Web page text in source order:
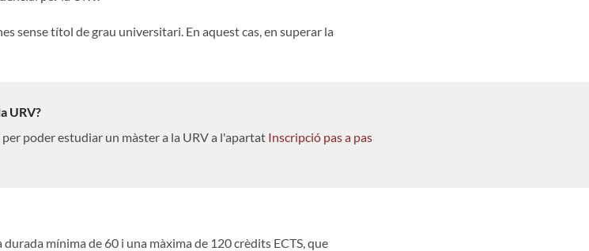
sense títol de grau universitari. En aquest cas, en superar la
URV?
poder estudiar un màster a la URV a l'apartat Inscripció pas a pas
mínima de 60 i una màxima de 120 crèdits ECTS, que